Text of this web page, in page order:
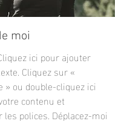
moi
ici pour ajouter
Cliquez sur «
» ou double-cliquez ici
contenu et
polices. Déplacez-moi